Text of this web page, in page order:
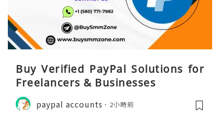
Buy Verified PayPal Solutions for
Freelancers & Businesses
paypal accounts 2小時前